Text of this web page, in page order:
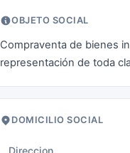
OBJETO SOCIAL
Compraventa de bienes
representación de toda
DOMICILIO SOCIAL
Direccion